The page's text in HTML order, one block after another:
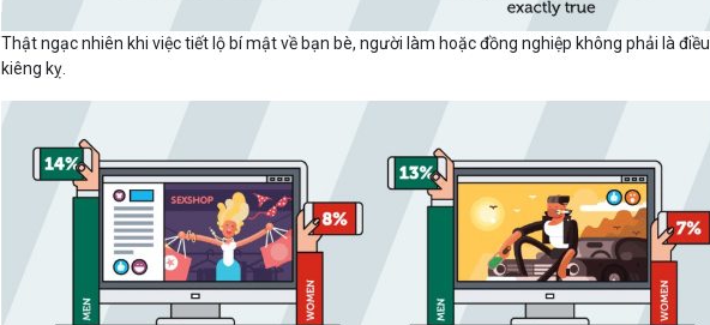
Thật ngạc nhiên khi việc tiết lộ bí mật về bạn bè, người làm hoặc đồng nghiệp không phải là điều
kiêng kỵ.